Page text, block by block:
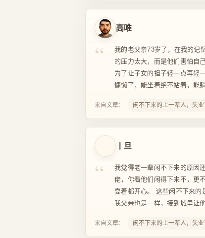
高唯
“
我的老父亲73岁了，在我的记
的压力太大，而是他们害怕自
为了让子女的担子轻一点再轻
慵懒了，能坐着绝不站着，能
来自文章： 闲不下来的上一辈人，失业
丨旦
“
我觉得老一辈闲不下来的原因
佬，你看他们闲得下来不，更
耍着都开心。 这些闲不下来的
我父亲也是一样，接到城里让
来自文章： 闲不下来的上一辈人，失业